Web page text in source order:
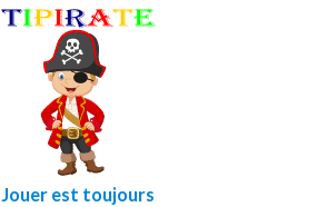
Jouer est toujours